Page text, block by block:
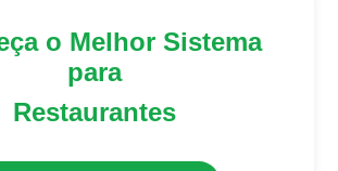
o Melhor Sistema
para
Restaurantes